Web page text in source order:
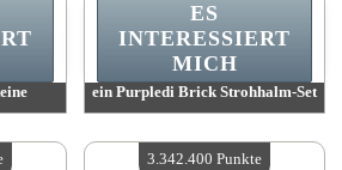
4
ein Purpledi Brick Strohhalm-Set
Verfügbare Menge:4
ES
INTERESSIERT
MICH
3.342.400 Punkte